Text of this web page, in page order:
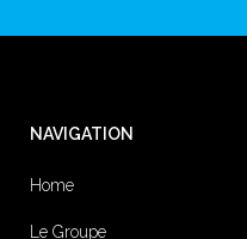
NAVIGATION
Home
Le Groupe